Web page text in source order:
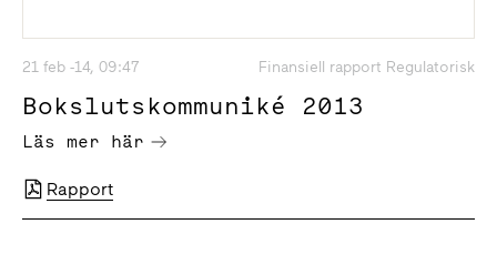
21 feb -14, 09:47 Finansiell rapport Regulatorisk
Bokslutskommuniké 2013
Läs mer här
Rapport